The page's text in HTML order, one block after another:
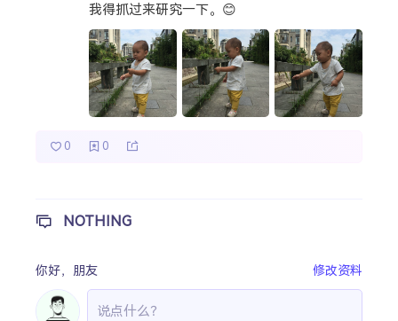
我得抓过来研究一下。😊
0 0
NOTHING
你好， 朋友 修改资料